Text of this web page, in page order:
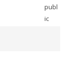
publ
ic